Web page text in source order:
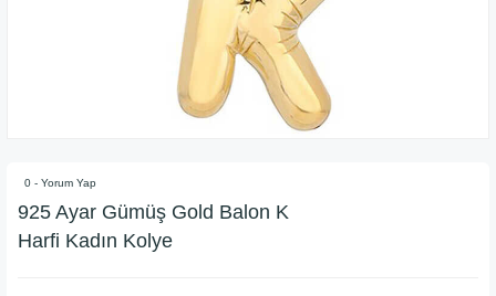
0 - Yorum Yap
925 Ayar Gümüş Gold Balon K
Harfi Kadın Kolye